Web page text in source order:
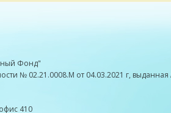
Фонд"
№ 02.21.0008.М от 04.03.2021 г, выданная
410